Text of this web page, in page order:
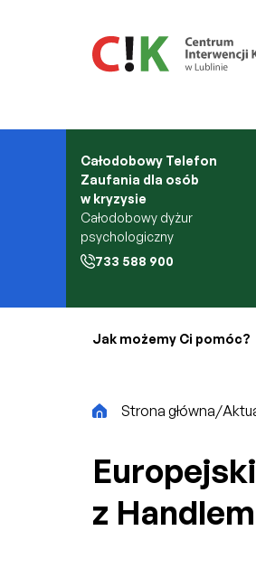
Całodobowy Telefon
Zaufania dla osób
w kryzysie
Całodobowy dyżur
psychologiczny
733 588 900
Jak możemy Ci pomóc?
Strona głównaCiK
/
z